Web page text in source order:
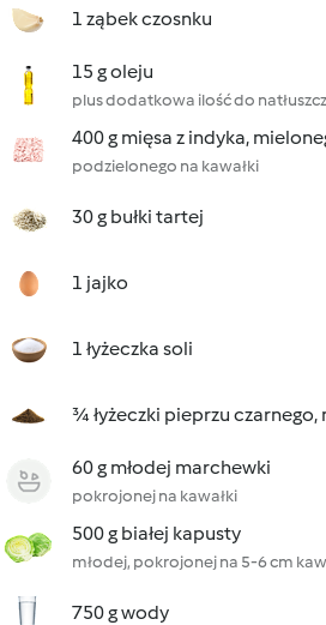
1 ząbek czosnku
15 g oleju
plus dodatkowa ilość do
400 g mięsa z indyka,
podzielonego na kawałki
30 g bułki tartej
1 jajko
1 łyżeczka soli
¾ łyżeczki pieprzu czarnego,
60 g młodej marchewki
pokrojonej na kawałki
500 g białej kapusty
młodej, pokrojonej na 5-6 cm
750 g wody